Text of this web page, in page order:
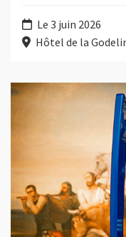
Le 3 juin 2026
Hôtel de la
Plus d'information sur